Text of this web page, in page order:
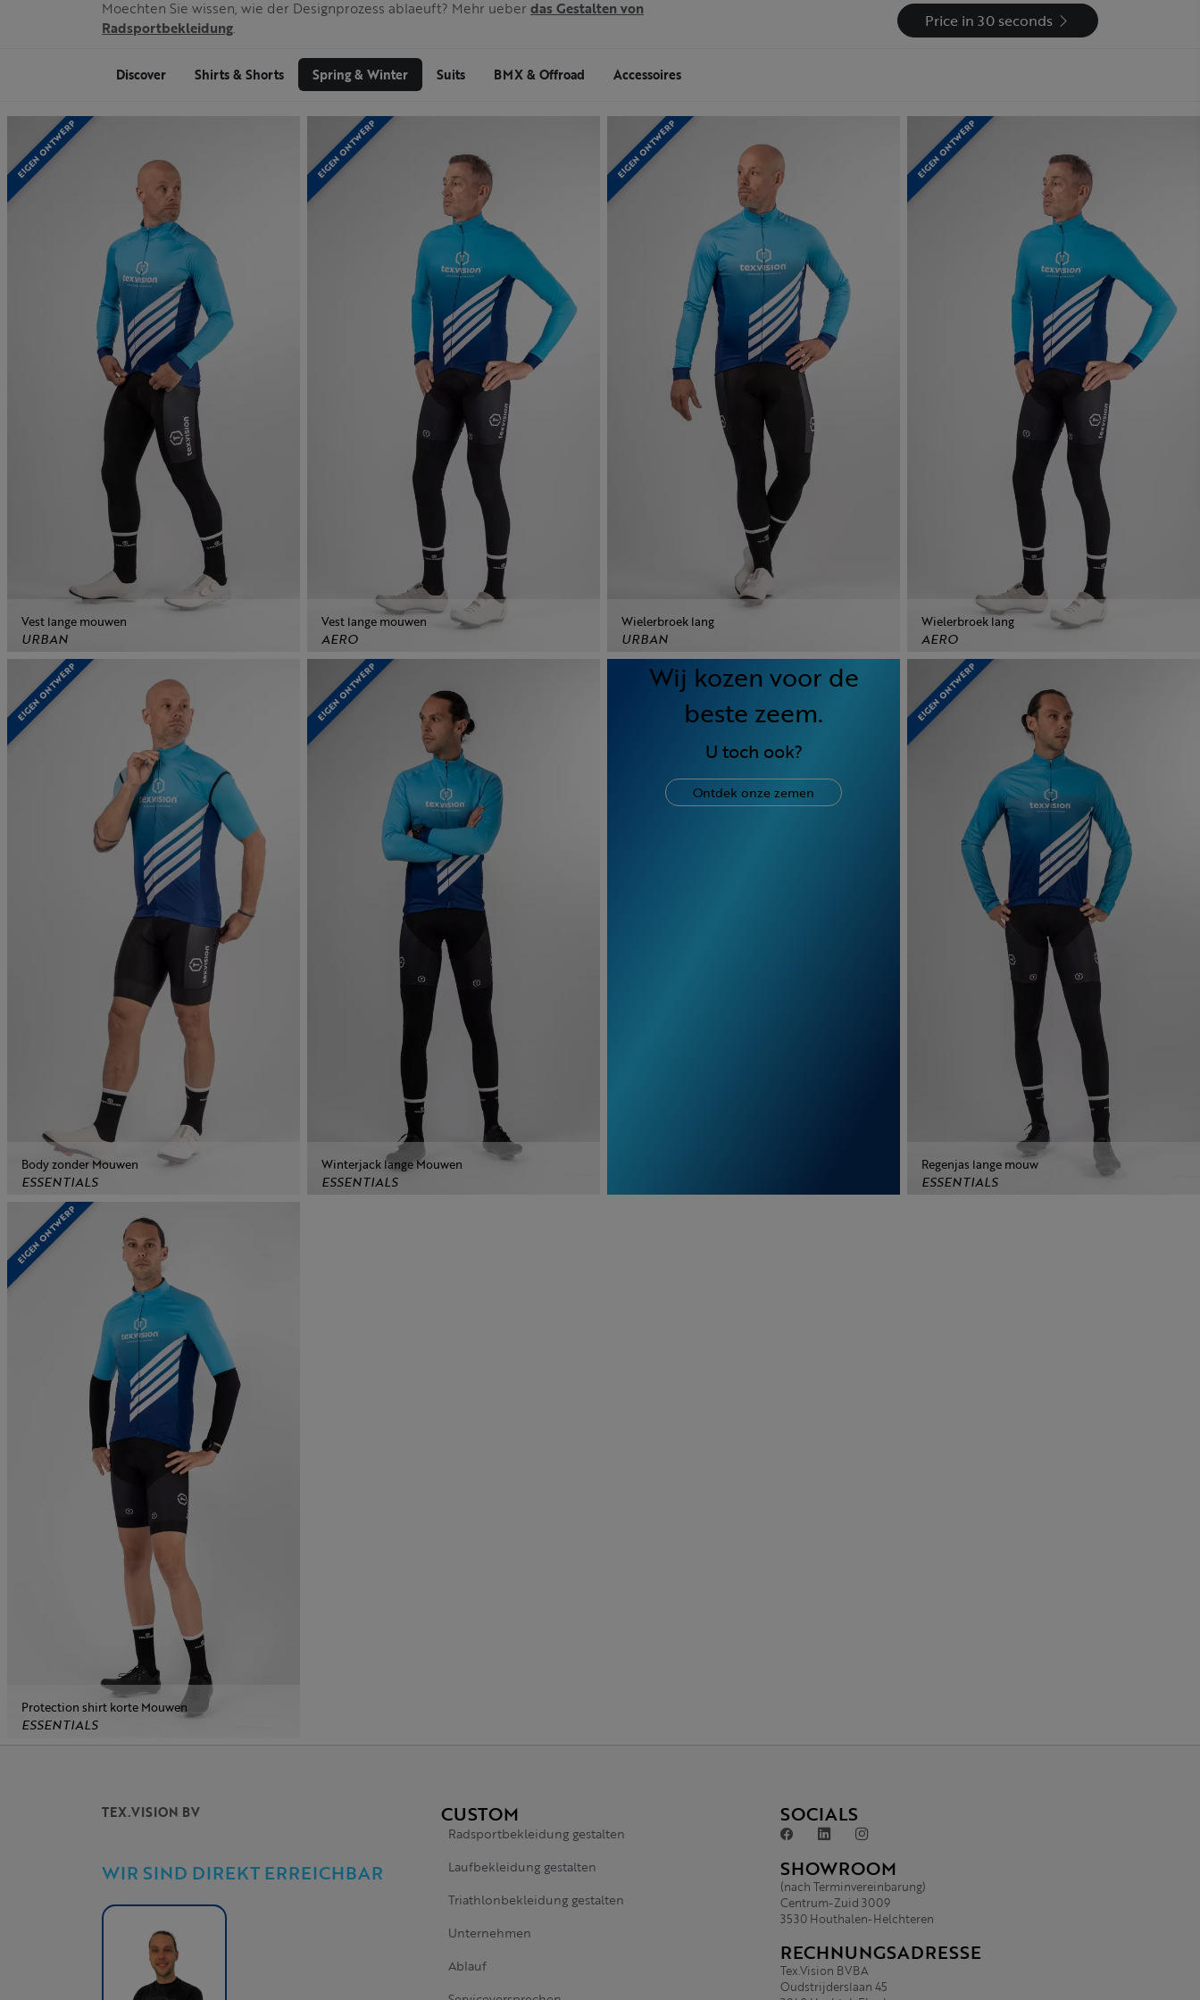
Moechten Sie wissen, wie der Designprozess ablaeuft? Mehr ueber das Gestalten von
Radsportbekleidung. Price in 30 seconds
Discover Shirts & Shorts Spring & Winter Suits BMX & Offroad Accessoires
EIGEN ONTWERP
Vest lange mouwen
URBAN
EIGEN ONTWERP
Vest lange mouwen
AERO
EIGEN ONTWERP
Wielerbroek lang
URBAN
EIGEN ONTWERP
Wielerbroek lang
AERO
EIGEN ONTWERP
Body zonder Mouwen
ESSENTIALS
EIGEN ONTWERP
Winterjack lange Mouwen
ESSENTIALS
Wij kozen voor de
beste zeem.
U toch ook?
Ontdek onze zemen
EIGEN ONTWERP
Regenjas lange mouw
ESSENTIALS
EIGEN ONTWERP
Protection shirt korte Mouwen
ESSENTIALS
TEX.VISION BV
WIR SIND DIREKT ERREICHBAR
CUSTOM
Radsportbekleidung gestalten
Laufbekleidung gestalten
Triathlonbekleidung gestalten
Unternehmen
Ablauf
SOCIALS
SHOWROOM
(nach Terminvereinbarung)
Centrum-Zuid 3009
3530 Houthalen-Helchteren
RECHNUNGSADRESSE
Tex.Vision BVBA
Oudstrijderslaan 45